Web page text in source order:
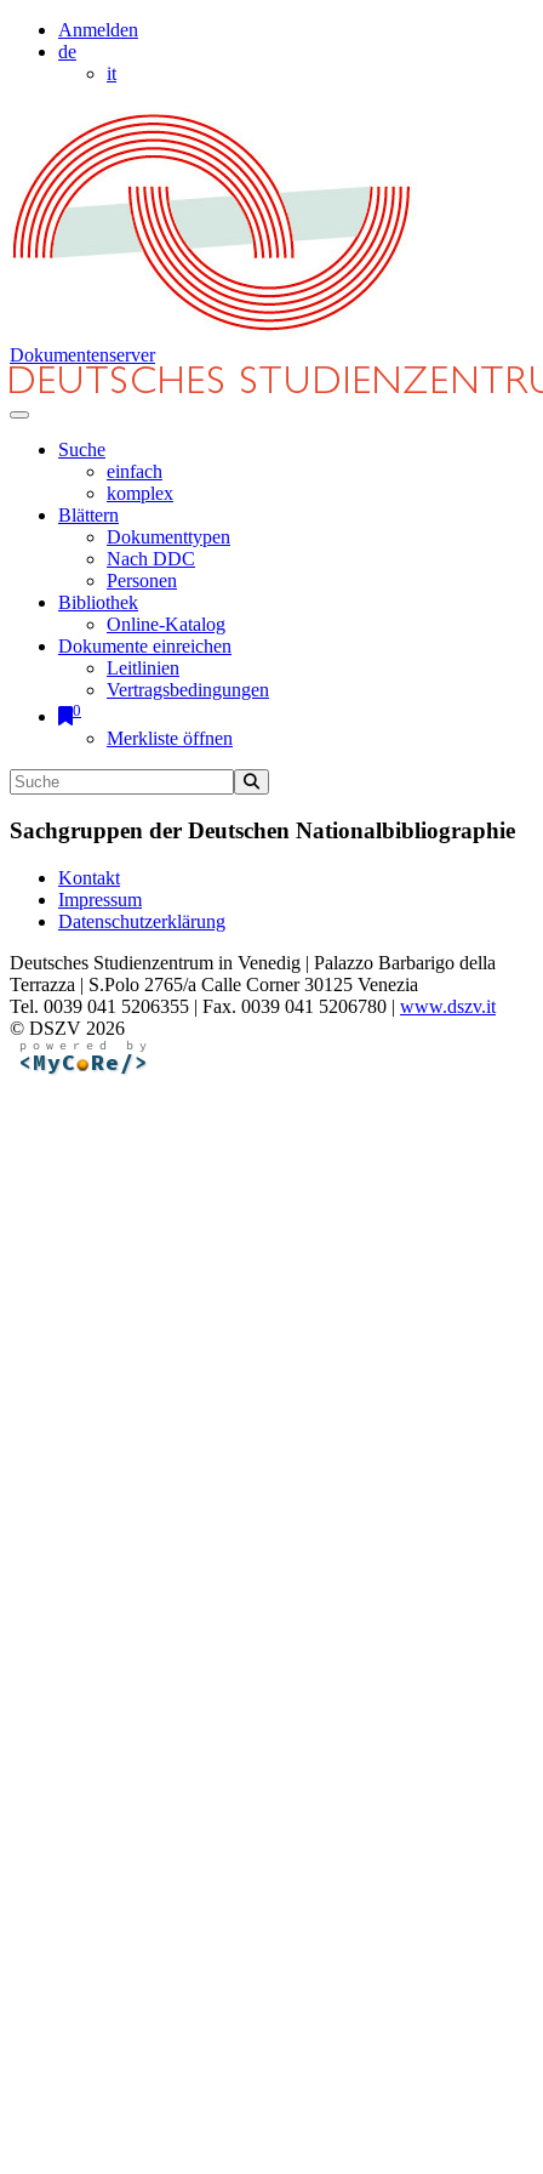
Anmelden
de
it
Dokumentenserver
Suche
einfach
komplex
Blättern
Dokumenttypen
Nach DDC
Personen
Bibliothek
Online-Katalog
Dokumente einreichen
Leitlinien
Vertragsbedingungen
0
Merkliste öffnen
Sachgruppen der Deutschen Nationalbibliographie
Kontakt
Impressum
Datenschutzerklärung
Deutsches Studienzentrum in Venedig | Palazzo Barbarigo della
Terrazza | S.Polo 2765/a Calle Corner 30125 Venezia
Tel. 0039 041 5206355 | Fax. 0039 041 5206780 | www.dszv.it
© DSZV 2026